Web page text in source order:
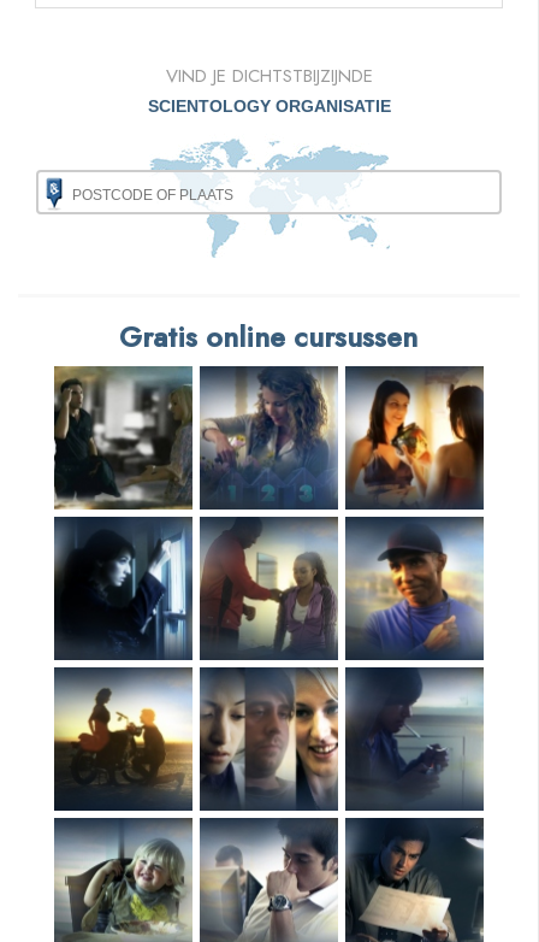
VIND JE DICHTSTBIJZIJNDE
SCIENTOLOGY ORGANISATIE
Gratis online cursussen